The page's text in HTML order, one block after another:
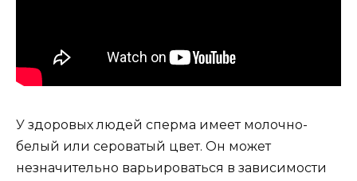
У здоровых людей сперма имеет молочно-
белый или сероватый цвет. Он может
незначительно варьироваться в зависимости